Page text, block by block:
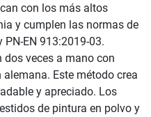
con los más altos
y cumplen las normas de
EN 913:2019-03.
dos veces a mano con
Este método crea
y apreciado. Los
de pintura en polvo y